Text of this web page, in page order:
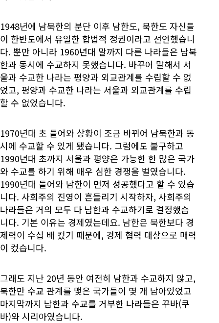
1948년에 남북한의 분단 이후 남한도, 북한도 자신들
이 한반도에서 유일한 합법적 정권이라고 선언했습니
다. 뿐만 아니라 1960년대 말까지 다른 나라들은 남북
한과 동시에 수교하지 못했습니다. 바꾸어 말해서 서
울과 수교한 나라는 평양과 외교관계를 수립할 수 없
었고, 평양과 수교한 나라는 서울과 외교관계를 수립
할 수 없었습니다.
1970년대 초 들어와 상황이 조금 바뀌어 남북한과 동
시에 수교할 수 있게 됐습니다. 그럼에도 불구하고
1990년대 초까지 서울과 평양은 가능한 한 많은 국가
와 수교를 하기 위해 매우 심한 경쟁을 벌였습니다.
1990년대 들어와 남한이 먼저 성공했다고 할 수 있습
니다. 사회주의 진영이 흔들리기 시작하자, 사회주의
나라들은 거의 모두 다 남한과 수교하기로 결정했습
니다. 기본 이유는 경제였는데요. 남한은 북한보다 경
제력이 수십 배 컸기 때문에, 경제 협력 대상으로 매력
이 컸습니다.
그래도 지난 20년 동안 여전히 남한과 수교하지 않고,
북한만 수교 관계를 맺은 국가들이 몇 개 남아있었고
마지막까지 남한과 수교를 거부한 나라들은 꾸바(쿠
바)와 시리아였습니다.